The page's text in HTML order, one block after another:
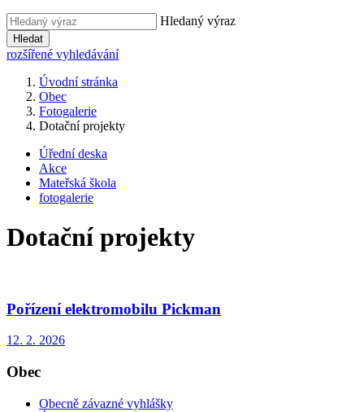
Hledaný výraz
Hledat
rozšířené vyhledávání
Úvodní stránka
Obec
Fotogalerie
Dotační projekty
Úřední deska
Akce
Mateřská škola
fotogalerie
Dotační projekty
Pořízení elektromobilu Pickman
12. 2. 2026
Obec
Obecně závazné vyhlášky